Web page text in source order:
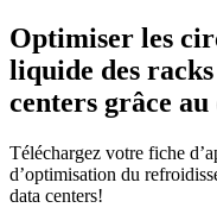
Optimiser les
liquide des
centers grâce
Téléchargez votre fiche
d’optimisation du
data centers!